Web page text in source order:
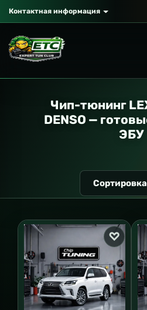
Контактная информация
Чип-тюнинг
DENSO —
ЭБУ